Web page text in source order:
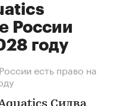
России
году
есть право на